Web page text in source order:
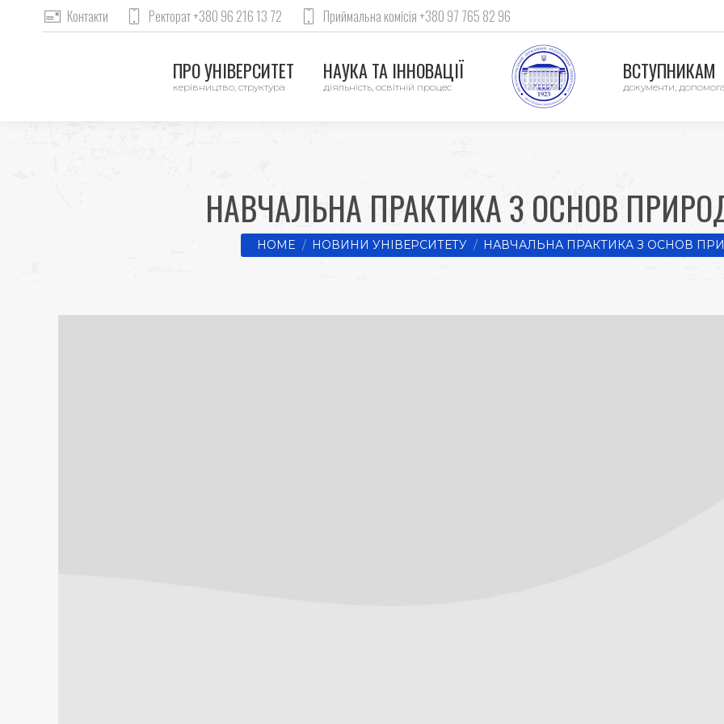
Контакти Ректорат +380 96 216 13 72 Приймальна комісія +380 97 765 82 96
ПРО УНІВЕРСИТЕТ
керівництво, структура
НАУКА ТА ІННОВАЦІЇ
діяльність, освітній процес
ВСТУПНИКАМ
документи,
НАВЧАЛЬНА ПРАКТИКА З ОСНОВ
You are here:
HOME НОВИНИ УНІВЕРСИТЕТУ НАВЧАЛЬНА ПРАКТИКА З ОСНОВ